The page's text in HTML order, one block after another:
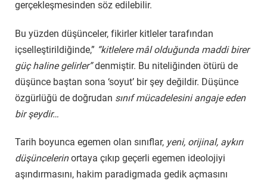
gerçekleşmesinden söz edilebilir.
Bu yüzden düşünceler, fikirler kitleler tarafından
içselleştirildiğinde,” “kitlelere mâl olduğunda maddi birer
güç haline gelirler”denmiştir. Bu niteliğinden ötürü de
düşünce baştan sona ‘soyut’ bir şey değildir. Düşünce
özgürlüğü de doğrudan sınıf mücadelesini angaje eden
bir şeydir…
Tarih boyunca egemen olan sınıflar, yeni, orijinal, aykırı
düşüncelerinortaya çıkıp geçerli egemen ideolojiyi
aşındırmasını, hakim paradigmada gedik açmasını